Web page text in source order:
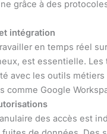
grâce à des
intégration
en temps réel
est essentielle. Les
avec les outils métiers
comme Google
des accès est